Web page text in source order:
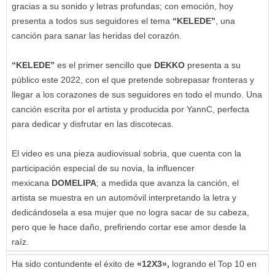
gracias a su sonido y letras profundas; con emoción, hoy
presenta a todos sus seguidores el tema “KELEDE”, una
canción para sanar las heridas del corazón.
“KELEDE” es el primer sencillo que DEKKO presenta a su
público este 2022, con el que pretende sobrepasar fronteras y
llegar a los corazones de sus seguidores en todo el mundo. Una
canción escrita por el artista y producida por YannC, perfecta
para dedicar y disfrutar en las discotecas.
El video es una pieza audiovisual sobria, que cuenta con la
participación especial de su novia, la influencer
mexicana DOMELIPA; a medida que avanza la canción, el
artista se muestra en un automóvil interpretando la letra y
dedicándosela a esa mujer que no logra sacar de su cabeza,
pero que le hace daño, prefiriendo cortar ese amor desde la
raíz.
Ha sido contundente el éxito de «12X3», logrando el Top 10 en